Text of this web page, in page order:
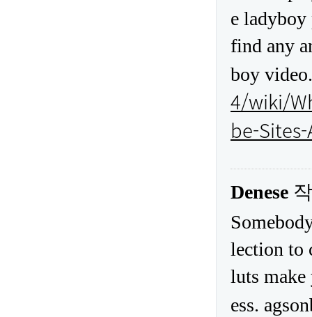
e
find any
boy
4/wiki/
be-
Denese
lection to
luts make
ess.